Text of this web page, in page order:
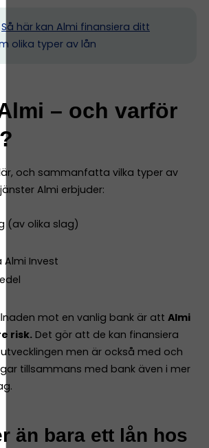
Så här kan Almi finansiera ditt
olika typer av lån
– och varför
och sammanfatta vilka typer av
Almi erbjuder:
(av olika slag)
Almi Invest
mot en vanlig bank är att Almi
risk. Det gör att de kan finansiera
men är också med och
tillsammans med bank även i mer
än bara ett lån hos